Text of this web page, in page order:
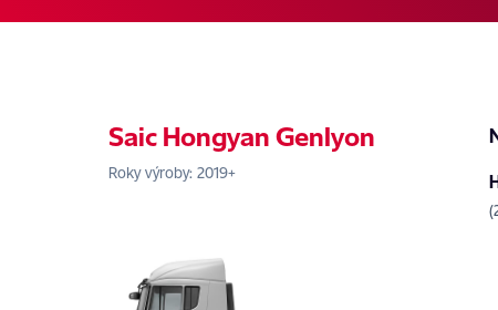
Saic Hongyan Genlyon
Roky výroby: 2019+